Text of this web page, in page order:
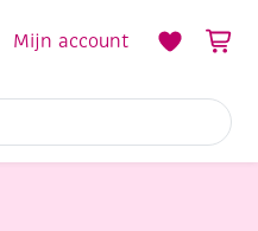
Mijn account